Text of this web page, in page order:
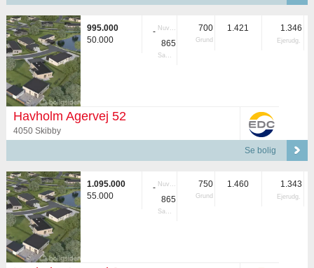
995.000
50.000
- Nuvær.
865
Samlet
700
Grund
1.421 1.346
Ejerudg.
Havholm Agervej 52
4050 Skibby
Se bolig
1.095.000
55.000
- Nuvær.
865
Samlet
750
Grund
1.460 1.343
Ejerudg.